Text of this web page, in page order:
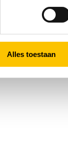
Alles toestaan